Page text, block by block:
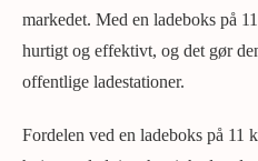
markedet. Med en ladeboks på
hurtigt og effektivt, og det gør
offentlige ladestationer.
Fordelen ved en ladeboks på 11